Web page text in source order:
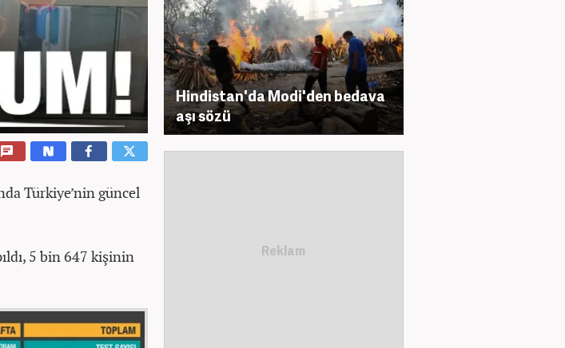
Türkiye’nin güncel
5 bin 647 kişinin
Hindistan'da Modi'den bedava
aşı sözü